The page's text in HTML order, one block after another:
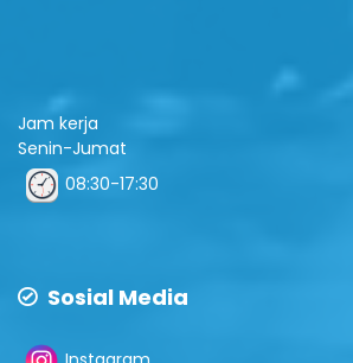
Jam kerja
Senin-Jumat
08:30-17:30
Sosial Media